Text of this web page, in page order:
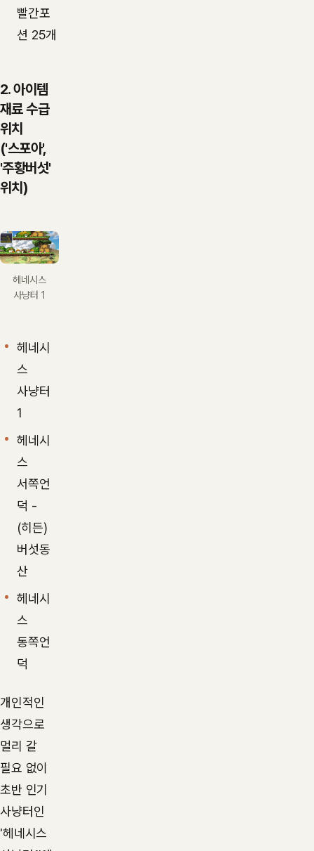
빨간포
션 25개
2. 아이템
재료 수급
위치
('스포아',
'주황버섯'
위치)
헤네시스
사냥터 1
헤네시
스
사냥터
1
헤네시
스
서쪽언
덕 -
(히든)
버섯동
산
헤네시
스
동쪽언
덕
개인적인
생각으로
멀리 갈
필요 없이
초반 인기
사냥터인
'헤네시스